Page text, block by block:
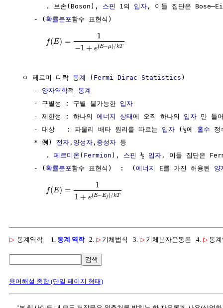
        . 보손(Boson),
스핀 1의 입자 , 이들 집단은
     - (
확률분포함수 표현식)
f( E) =
1
−1 + e(E−μ)/kT
  ㅇ 페르미-디락
통계 ( Fermi–Dirac Statistics )
     -
양자역학적 통계
     - 구별성 : 구별 불가능한
입자
     - 제한성 : 하나의
에너지 상태에 오직 하나의 입자 만 들
     - 대상   : 파울리 배타 원리를 따르는
입자 (½에 홀수 정
     * 例)
전자 , 양성자 , 중성자 등
        .
페르미온 ( Fermion ), 스핀 ½ 입자 , 이들 집단은
     - (
확률분포함수 표현식)  :  (에너지 E를 가진 허용된 양
f(E) =
1
1 + e(E−Ef)/kT
▷ 통계역학 1. 통계 역학2. ▷ 기체법칙 3. ▷ 기체분자운동론 4. ▷ 통
검색
용어해설 종합 (단일 페이지 형태)